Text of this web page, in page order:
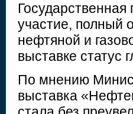
участие, полный
нефтяной и
выставке статус
По мнению
выставка